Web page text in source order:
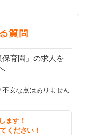
育園」の求人を
安な点はありません
ます！
ください！